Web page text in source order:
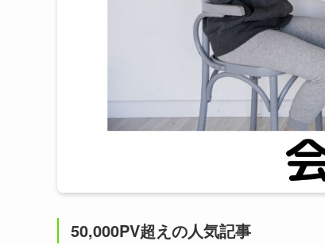
50,000PV超えの人気記事